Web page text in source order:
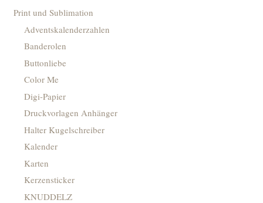
Print und Sublimation
Adventskalenderzahlen
Banderolen
Buttonliebe
Color Me
Digi-Papier
Druckvorlagen Anhänger
Halter Kugelschreiber
Kalender
Karten
Kerzensticker
KNUDDELZ